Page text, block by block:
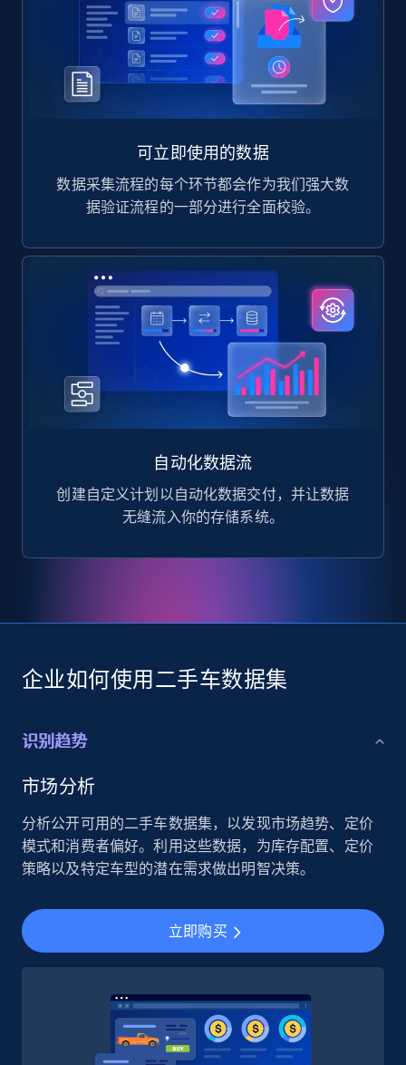
可立即使用的数据
数据采集流程的每个环节都会作为我们强大数
据验证流程的一部分进行全面校验。
自动化数据流
创建自定义计划以自动化数据交付，并让数据
无缝流入你的存储系统。
企业如何使用二手车数据集
识别趋势
市场分析
分析公开可用的二手车数据集，以发现市场趋势、定价
模式和消费者偏好。利用这些数据，为库存配置、定价
策略以及特定车型的潜在需求做出明智决策。
立即购买